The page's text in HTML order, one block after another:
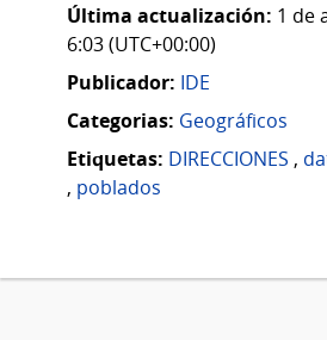
Última actualización: 1 de
6:03 (UTC+00:00)
Publicador: IDE
Categorias: Geográficos
Etiquetas: DIRECCIONES ,
, poblados